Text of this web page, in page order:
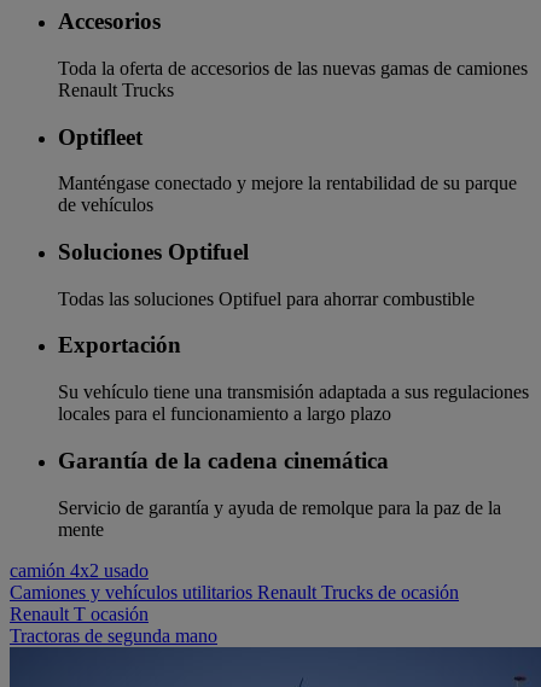
Accesorios
Toda la oferta de accesorios de las nuevas gamas de camiones
Renault Trucks
Optifleet
Manténgase conectado y mejore la rentabilidad de su parque
de vehículos
Soluciones Optifuel
Todas las soluciones Optifuel para ahorrar combustible
Exportación
Su vehículo tiene una transmisión adaptada a sus regulaciones
locales para el funcionamiento a largo plazo
Garantía de la cadena cinemática
Servicio de garantía y ayuda de remolque para la paz de la
mente
camión 4x2 usado
Camiones y vehículos utilitarios Renault Trucks de ocasión
Renault T ocasión
Tractoras de segunda mano